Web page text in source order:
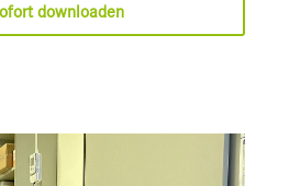
downloaden